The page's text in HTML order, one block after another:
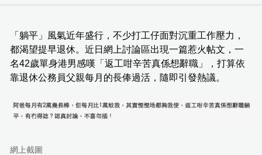
「躺平」風氣近年盛行，不少打工仔面對沉重工作壓力，
都渴望提早退休。近日網上討論區出現一篇惹火帖文，一
名42歲單身港男感嘆「返工咁辛苦真係想辭職」，打算依
靠退休公務員父親每月的長俸過活，隨即引發熱議。
網上截圖